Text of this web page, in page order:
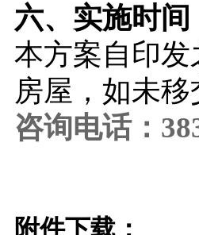
六、实施时间
本方案自印
房屋，如未
咨询电话：
附件下载：